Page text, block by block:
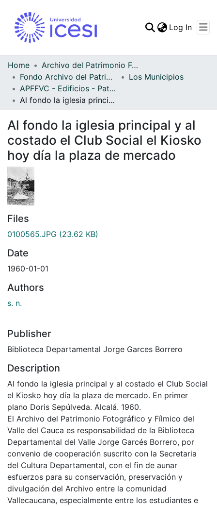
Statistics
Log In
Home
Archivo del Patrimonio Fotográfico y Fílmico del Valle del Cauca
Fondo Archivo del Patrimonio Fotográfico y Fílmico del Valle del Cauca
Los Municipios
APFFVC - Edificios - Patrimonial
Al fondo la iglesia principal y al costado el Club Social el Kiosko hoy día la plaza de mercado
Al fondo la iglesia principal y al
costado el Club Social el Kiosko
hoy día la plaza de mercado
Files
0100565.JPG (23.62 KB)
Date
1960-01-01
Authors
s. n.
Publisher
Biblioteca Departamental Jorge Garces Borrero
Description
Al fondo la iglesia principal y al costado el Club Social
el Kiosko hoy día la plaza de mercado. En primer
plano Doris Sepúlveda. Alcalá. 1960.
El Archivo del Patrimonio Fotográfico y Fílmico del
Valle del Cauca es responsabilidad de la Biblioteca
Departamental del Valle Jorge Garcés Borrero, por
convenio de cooperación suscrito con la Secretaria
del Cultura Departamental, con el fin de aunar
esfuerzos para su conservación, preservación y
divulgación del Archivo entre la comunidad
Vallecaucana, especialmente entre los estudiantes e